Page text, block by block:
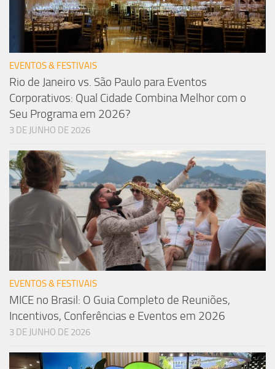
EVENTOS & FESTIVAIS
Rio de Janeiro vs. São Paulo para Eventos
Corporativos: Qual Cidade Combina Melhor com o
Seu Programa em 2026?
3 DE JUNHO DE 2026
EVENTOS & FESTIVAIS
MICE no Brasil: O Guia Completo de Reuniões,
Incentivos, Conferências e Eventos em 2026
3 DE JUNHO DE 2026